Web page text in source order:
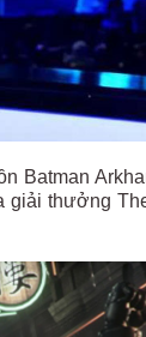
Batman
thưởng